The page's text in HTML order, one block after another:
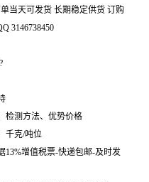
当天可发货 长期稳定供货 订购
3146738450
检测方法、优势价格
千克/吨位
13%增值税票-快递包邮-及时发